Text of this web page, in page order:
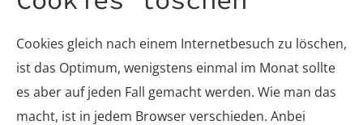
Cookies gleich nach einem Internetbesuch zu löschen,
ist das Optimum, wenigstens einmal im Monat sollte
es aber auf jeden Fall gemacht werden. Wie man das
macht, ist in jedem Browser verschieden. Anbei